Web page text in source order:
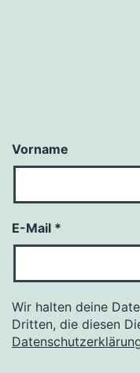
Vorname
E-Mail *
Wir halten deine
Dritten, die diesen